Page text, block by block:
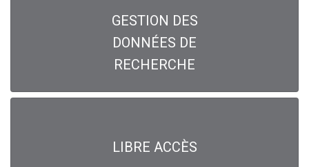
GESTION DES
DONNÉES DE
RECHERCHE
LIBRE ACCÈS